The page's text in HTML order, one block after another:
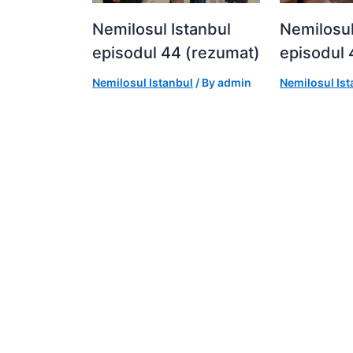
Nemilosul Istanbul
episodul 44 (rezumat)
Nemilosul Istanbul / Byadmin
episodul
Nemilosul